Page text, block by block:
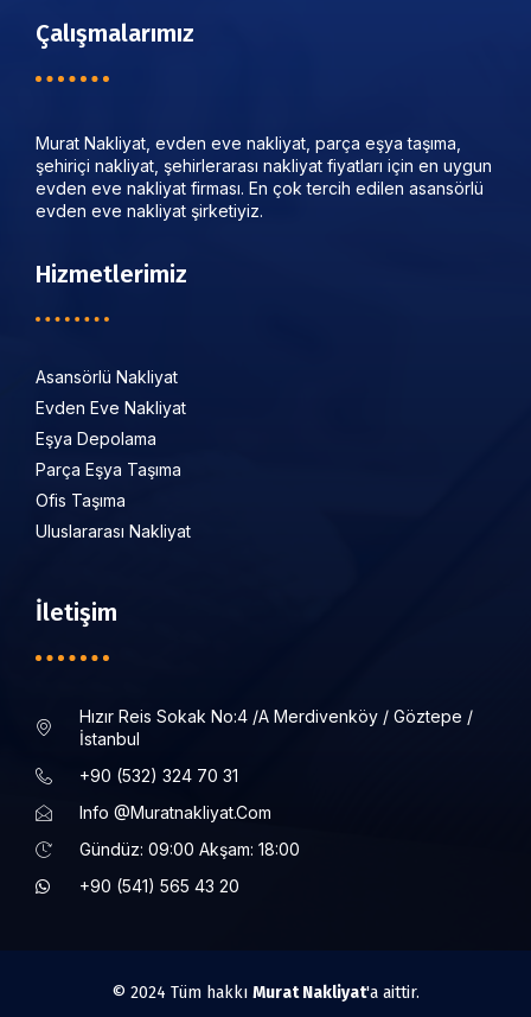
Çalışmalarımız
Murat Nakliyat, evden eve nakliyat, parça eşya taşıma,
şehiriçi nakliyat, şehirlerarası nakliyat fiyatları için en uygun
evden eve nakliyat firması. En çok tercih edilen asansörlü
evden eve nakliyat şirketiyiz.
Hizmetlerimiz
Asansörlü Nakliyat
Evden Eve Nakliyat
Eşya Depolama
Parça Eşya Taşıma
Ofis Taşıma
Uluslararası Nakliyat
İletişim
Hızır Reis Sokak No:4 /a Merdivenköy / Göztepe /
İstanbul
+90 (532) 324 70 31
Info @muratnakliyat.com
Gündüz: 09:00 Akşam: 18:00
+90 (541) 565 43 20
© 2024 Tüm hakkı Murat Nakliyat'a aittir.